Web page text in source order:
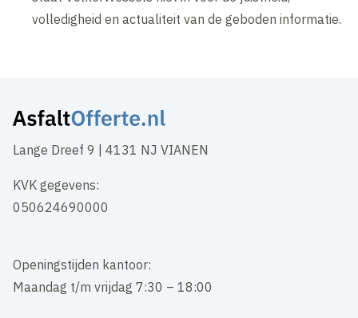
volledigheid en actualiteit van de geboden informatie.
Lange Dreef 9 | 4131 NJ VIANEN
KVK gegevens:
050624690000
Openingstijden kantoor:
Maandag t/m vrijdag 7:30 – 18:00